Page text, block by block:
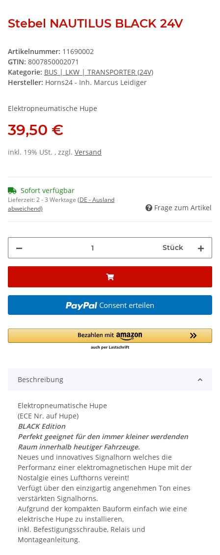
Stebel NAUTILUS BLACK 24V
Artikelnummer: 11690002
GTIN: 8007850002071
Kategorie: BUS | LKW | TRANSPORTER (24V)
Hersteller: Horns24 - Inh. Marcus Leidiger
Elektropneumatische Hupe
39,50 €
inkl. 19% USt. , zzgl. Versand
Sofort verfügbar
Lieferzeit:2 - 3 Werktage (DE - Ausland
abweichend)
Frage zum Artikel
Stück
Consent erteilen
Beschreibung
Elektropneumatische Hupe
(ECE Nr. auf Hupe)
BLACK Edition
Perfekt geeignet für den immer kleiner werdenden
Raum innerhalb heutiger Fahrzeuge.
Neues und innovatives Signalhorn welches die
Performanz einer elektromagnetischen Hupe mit der
Nostalgie eines Lufthorns vereint!
Verfügt über den einzigartig angenehmen Ton eines
verstärkten Signalhorns.
Aufgrund der kompakten Bauform einfach wie eine
elektrische Hupe zu installieren,
inkl. Befestigungsschraube, Relais und
Montageanleitung.